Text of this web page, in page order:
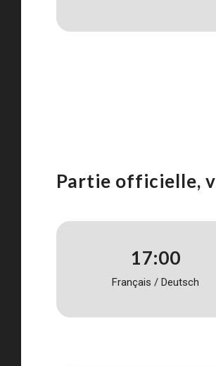
Partie officielle,
17:00
Français / Deutsch